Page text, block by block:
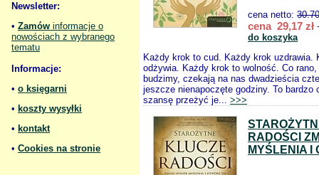
Newsletter:
• Zamów informacje o
nowościach z wybranego
tematu
Informacje:
• o księgarni
• koszty wysyłki
• kontakt
• Cookies na stronie
cena netto: 30.70
cena 29,17 zł
do koszyka
Każdy krok to cud. Każdy krok uzdrawia.
odżywia. Każdy krok to wolność. Co
budzimy, czekają na nas dwadzieścia
jeszcze nienapoczęte godziny. To bardzo
szansę przeżyć je... >>>
RADOŚCI
MYŚLENIA I